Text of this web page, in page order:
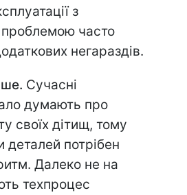
з
часто
негараздів.
Сучасні
думають про
своїх дітищ, тому
деталей потрібен
Далеко не на
техпроцес